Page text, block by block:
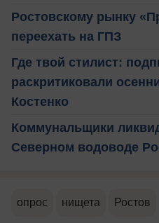
Ростовскому рынку
переехать на ГПЗ
Где твой стилист:
раскритиковали
Костенко
Коммунальщики
Северном водоводе
опрос нищета Ростов